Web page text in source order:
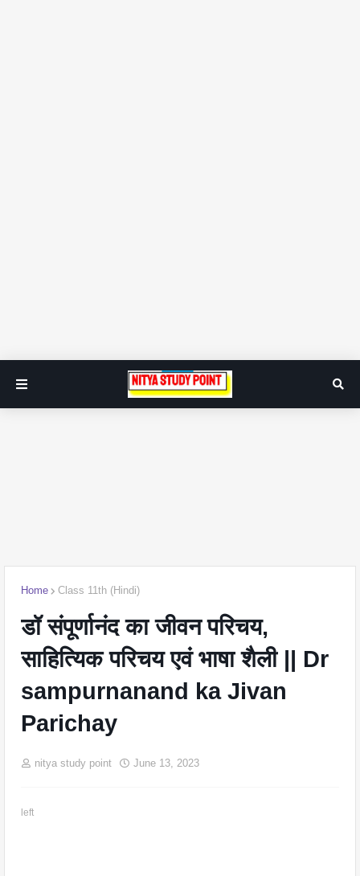
Home Class 11th (Hindi)
डॉ संपूर्णानंद का जीवन परिचय,
साहित्यिक परिचय एवं भाषा शैली || Dr
sampurnanand ka Jivan
Parichay
nitya study point June 13, 2023
left